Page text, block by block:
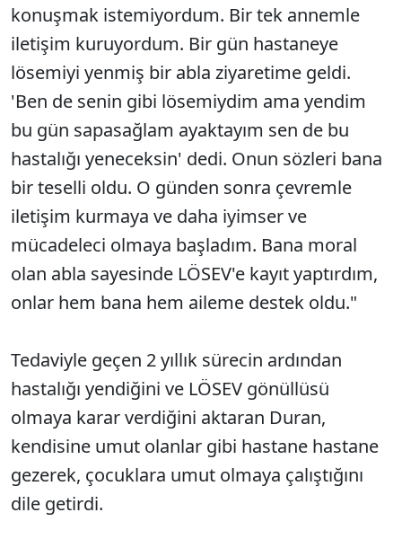
konuşmak istemiyordum. Bir tek annemle
iletişim kuruyordum. Bir gün hastaneye
lösemiyi yenmiş bir abla ziyaretime geldi.
'Ben de senin gibi lösemiydim ama yendim
bu gün sapasağlam ayaktayım sen de bu
hastalığı yeneceksin' dedi. Onun sözleri bana
bir teselli oldu. O günden sonra çevremle
iletişim kurmaya ve daha iyimser ve
mücadeleci olmaya başladım. Bana moral
olan abla sayesinde LÖSEV'e kayıt yaptırdım,
onlar hem bana hem aileme destek oldu."
Tedaviyle geçen 2 yıllık sürecin ardından
hastalığı yendiğini ve LÖSEV gönüllüsü
olmaya karar verdiğini aktaran Duran,
kendisine umut olanlar gibi hastane hastane
gezerek, çocuklara umut olmaya çalıştığını
dile getirdi.